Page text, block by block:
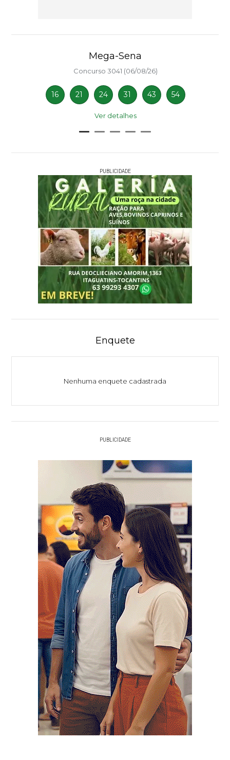
Mega-Sena
Concurso 3041 (06/08/26)
16 21 24 31 43 54
Ver detalhes
PUBLICIDADE
Enquete
Nenhuma enquete cadastrada
PUBLICIDADE